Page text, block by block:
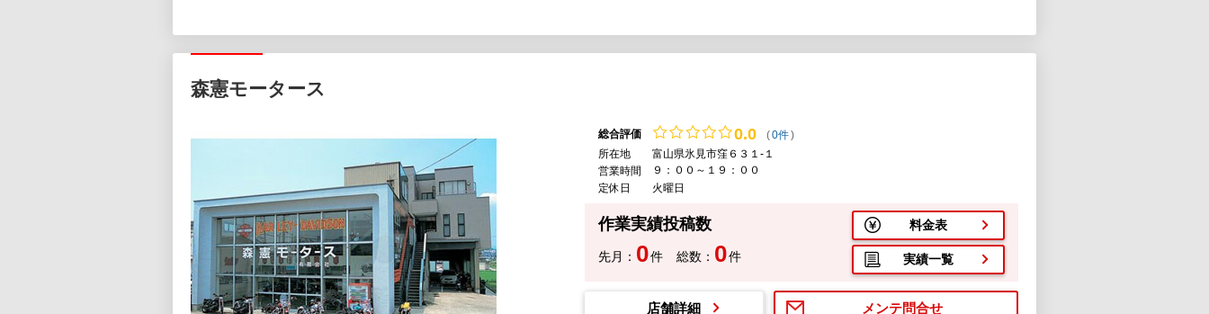
森憲モータース
総合評価 0.0 (0件)
所在地
富山県氷見市窪６３１-１
営業時間
９：００～１９：００
定休日
火曜日
作業実績投稿数
先月： 0件 総数： 0件
料金表
実績一覧
メンテ問合せ
店舗詳細